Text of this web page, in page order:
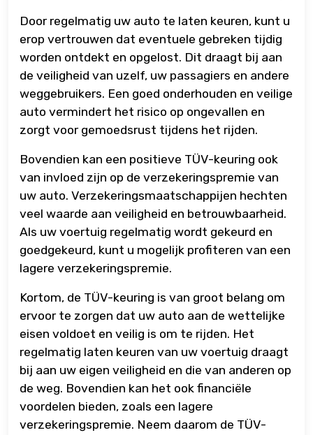
Door regelmatig uw auto te laten keuren, kunt u
erop vertrouwen dat eventuele gebreken tijdig
worden ontdekt en opgelost. Dit draagt bij aan
de veiligheid van uzelf, uw passagiers en andere
weggebruikers. Een goed onderhouden en veilige
auto vermindert het risico op ongevallen en
zorgt voor gemoedsrust tijdens het rijden.
Bovendien kan een positieve TÜV-keuring ook
van invloed zijn op de verzekeringspremie van
uw auto. Verzekeringsmaatschappijen hechten
veel waarde aan veiligheid en betrouwbaarheid.
Als uw voertuig regelmatig wordt gekeurd en
goedgekeurd, kunt u mogelijk profiteren van een
lagere verzekeringspremie.
Kortom, de TÜV-keuring is van groot belang om
ervoor te zorgen dat uw auto aan de wettelijke
eisen voldoet en veilig is om te rijden. Het
regelmatig laten keuren van uw voertuig draagt
bij aan uw eigen veiligheid en die van anderen op
de weg. Bovendien kan het ook financiële
voordelen bieden, zoals een lagere
verzekeringspremie. Neem daarom de TÜV-